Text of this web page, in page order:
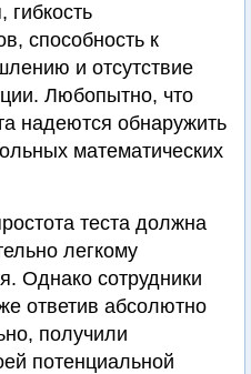
гибкость
способность к
и отсутствие
Любопытно, что
надеются обнаружить
математических
теста должна
легкому
Однако сотрудники
ответив абсолютно
получили
потенциальной